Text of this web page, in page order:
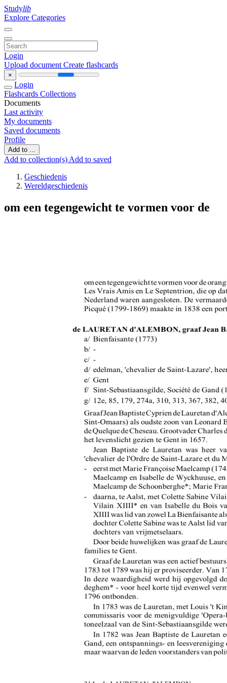
Studylib
Explore Categories
Login
Upload document Create flashcards
×
Login
Flashcards Collections
Documents
Last activity
My documents
Saved documents
Profile
Add to ...
Add to collection(s) Add to saved
Geschiedenis
Wereldgeschiedenis
om een tegengewicht te vormen voor de